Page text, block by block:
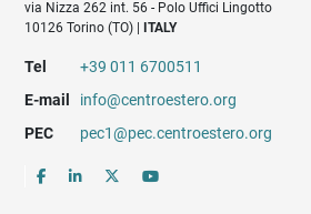
via Nizza 262 int. 56 - Polo Uffici Lingotto
10126 Torino (TO) |ITALY
Tel
+39 011 6700511
E-mail
info@centroestero.org
PEC
pec1@pec.centroestero.org